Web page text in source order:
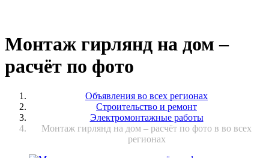
Монтаж гирлянд на дом –
расчёт по фото
Объявления во всех регионах
Строительство и ремонт
Электромонтажные работы
Монтаж гирлянд на дом – расчёт по фото в во всех
регионах